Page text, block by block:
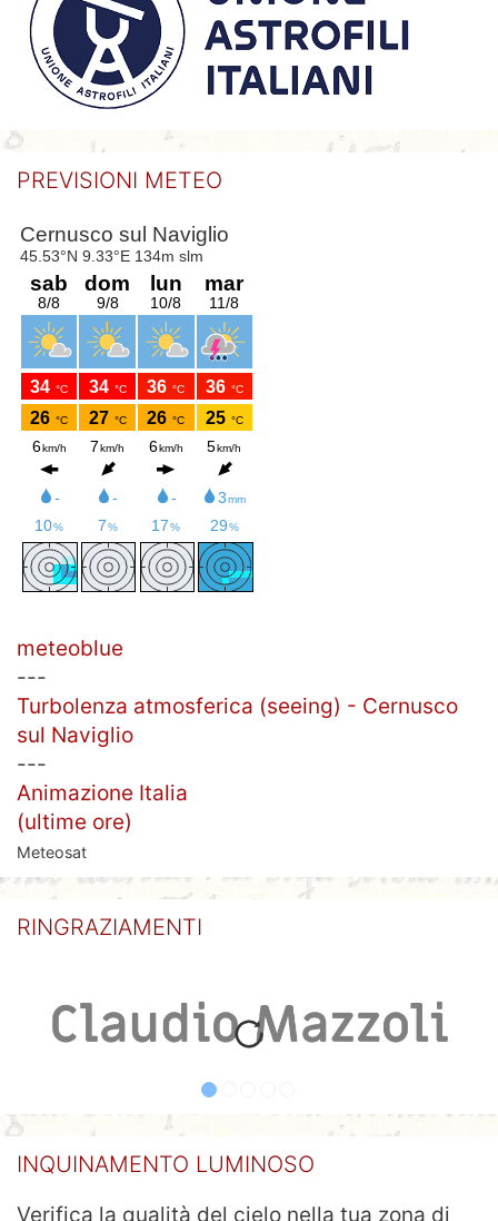
PREVISIONI METEO
meteoblue
---
Turbolenza atmosferica (seeing) - Cernusco
sul Naviglio
---
Animazione Italia
(ultime ore)
Meteosat
RINGRAZIAMENTI
INQUINAMENTO LUMINOSO
Verifica la qualità del cielo nella tua zona di
osservazione consultandoquesta mappa